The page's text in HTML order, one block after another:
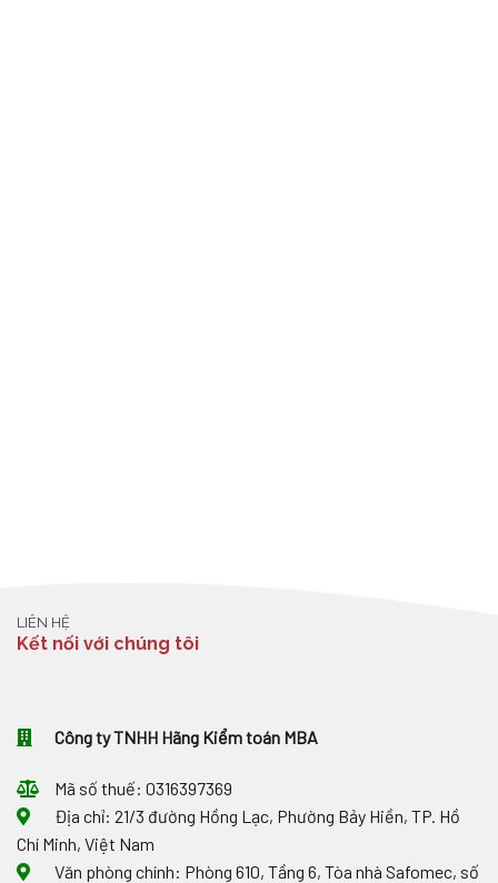
LIÊN HỆ
Kết nối với chúng tôi
Công ty TNHH Hãng Kiểm toán MBA
Mã số thuế: 0316397369
Địa chỉ: 21/3 đường Hồng Lạc, Phường Bảy Hiền, TP. Hồ
Chí Minh, Việt Nam
Văn phòng chính: Phòng 610, Tầng 6, Tòa nhà Safomec, số